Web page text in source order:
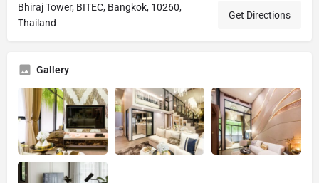
Bhiraj Tower, BITEC, Bangkok, 10260,
Thailand
Get Directions
Gallery